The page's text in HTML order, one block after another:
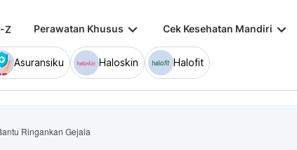
Z Perawatan Khusus keyboard_arrow_down Cek Kesehatan Mandiri keyboard_arrow_down
Asuransiku Haloskin Halofit
Ringankan Gejala